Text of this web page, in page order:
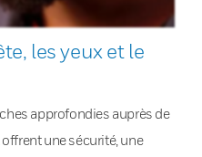
les yeux et le
approfondies auprès de
une sécurité, une